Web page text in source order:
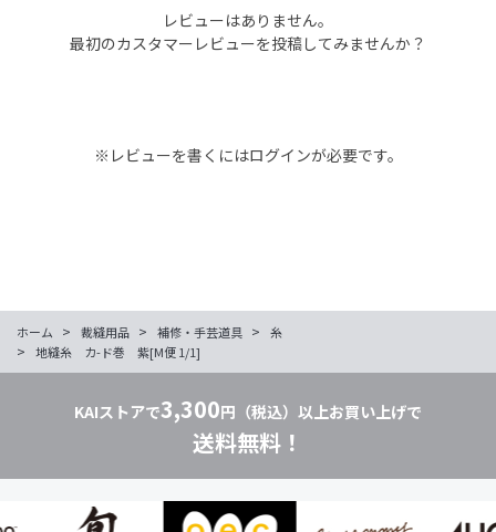
レビューはありません。
最初のカスタマーレビューを投稿してみませんか？
※レビューを書くにはログインが必要です。
ホーム > 裁縫用品 > 補修・手芸道具 > 糸
> 地縫糸 カ-ド巻 紫[M便 1/1]
KAIストアで3,300円（税込）以上お買い上げで
送料無料！